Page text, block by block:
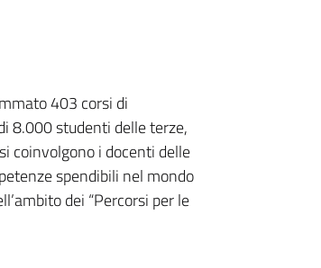
403 corsi di
8.000 studenti delle terze,
coinvolgono i docenti delle
spendibili nel mondo
dei “Percorsi per le